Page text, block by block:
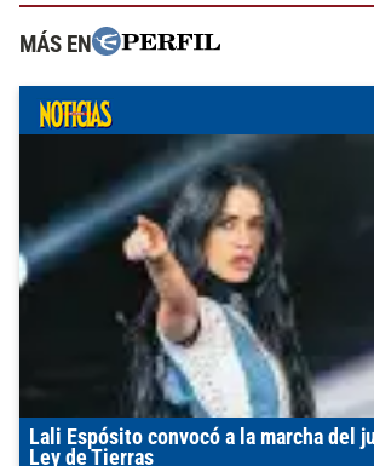
MÁS EN
Lali Espósito convocó a la marcha del
Ley de Tierras